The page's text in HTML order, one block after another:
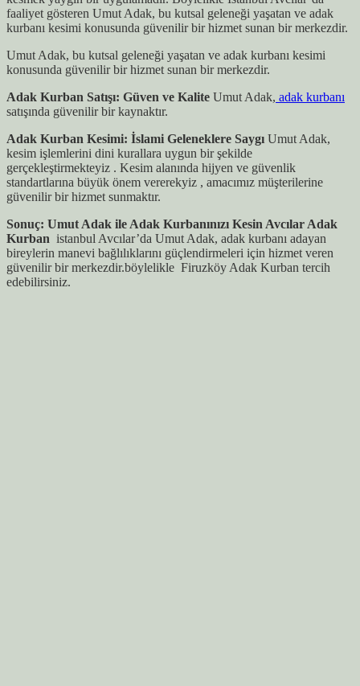
faaliyet gösteren Umut Adak, bu kutsal geleneği yaşatan ve adak
kurbanı kesimi konusunda güvenilir bir hizmet sunan bir merkezdir.
Umut Adak, bu kutsal geleneği yaşatan ve adak kurbanı kesimi
konusunda güvenilir bir hizmet sunan bir merkezdir.
Adak Kurban Satışı: Güven ve Kalite Umut Adak, adak kurbanı
satışında güvenilir bir kaynaktır.
Adak Kurban Kesimi: İslami Geleneklere Saygı Umut Adak,
kesim işlemlerini dini kurallara uygun bir şekilde
gerçekleştirmekteyiz . Kesim alanında hijyen ve güvenlik
standartlarına büyük önem vererekyiz , amacımız müşterilerine
güvenilir bir hizmet sunmaktır.
Sonuç: Umut Adak ile Adak Kurbanınızı Kesin Avcılar Adak
Kurban istanbul Avcılar’da Umut Adak, adak kurbanı adayan
bireylerin manevi bağlılıklarını güçlendirmeleri için hizmet veren
güvenilir bir merkezdir.böylelikle Firuzköy Adak Kurban tercih
edebilirsiniz.